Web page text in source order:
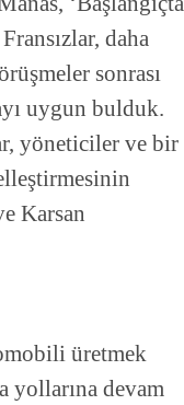
daha
sonrası
uygun bulduk.
yöneticiler ve bir
Karsan
üretmek
yollarına devam